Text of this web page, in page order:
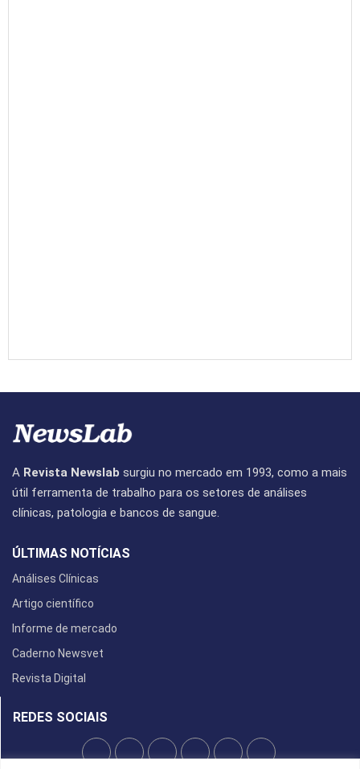
A Revista Newslab surgiu no mercado em 1993, como a mais
útil ferramenta de trabalho para os setores de análises
clínicas, patologia e bancos de sangue.
ÚLTIMAS NOTÍCIAS
Análises Clínicas
Artigo científico
Informe de mercado
Caderno Newsvet
Revista Digital
REDES SOCIAIS